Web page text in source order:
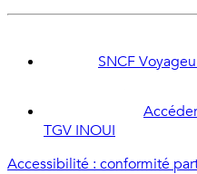
SNCF
TGV INOUI
Accessibilité : conformité